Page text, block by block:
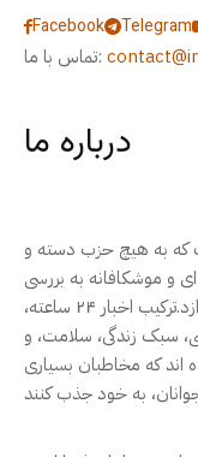
Facebook Telegram
تماس با ما:
درباره ما
که به هیچ حزب دسته و
و موشکافانه به بررسی
مهمترین رویدادهای ایران و خاورمیانه می پردازد.ترکیب اخبار ۲۴ ساعته،
سبک زندگی، سلامت، و
اند که مخاطبان بسیاری